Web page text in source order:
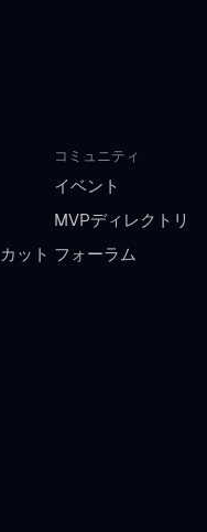
ット
コミュニティ
イベント
MVPディレクトリ
フォーラム